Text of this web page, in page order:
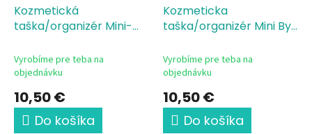
Kozmetická
taška/organizér Mini-
výbava Mudr
Vyrobíme pre teba na
objednávku
10,50 €
Do košíka
Kozmeticka
taška/organizér Mini Byť
Mudr žena
Vyrobíme pre teba na
objednávku
10,50 €
Do košíka